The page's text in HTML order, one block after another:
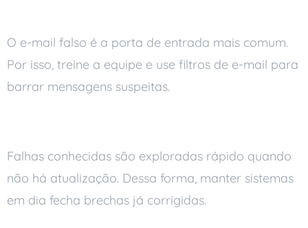
O e-mail falso é a porta de entrada mais comum.
Por isso, treine a equipe e use filtros de e-mail para
barrar mensagens suspeitas.
Falhas conhecidas são exploradas rápido quando
não há atualização. Dessa forma, manter sistemas
em dia fecha brechas já corrigidas.